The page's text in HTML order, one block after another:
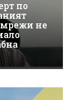
по
не